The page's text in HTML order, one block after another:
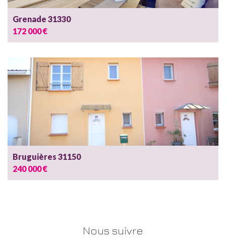
Grenade 31330
172 000 €
Bruguières 31150
240 000 €
Nous suivre